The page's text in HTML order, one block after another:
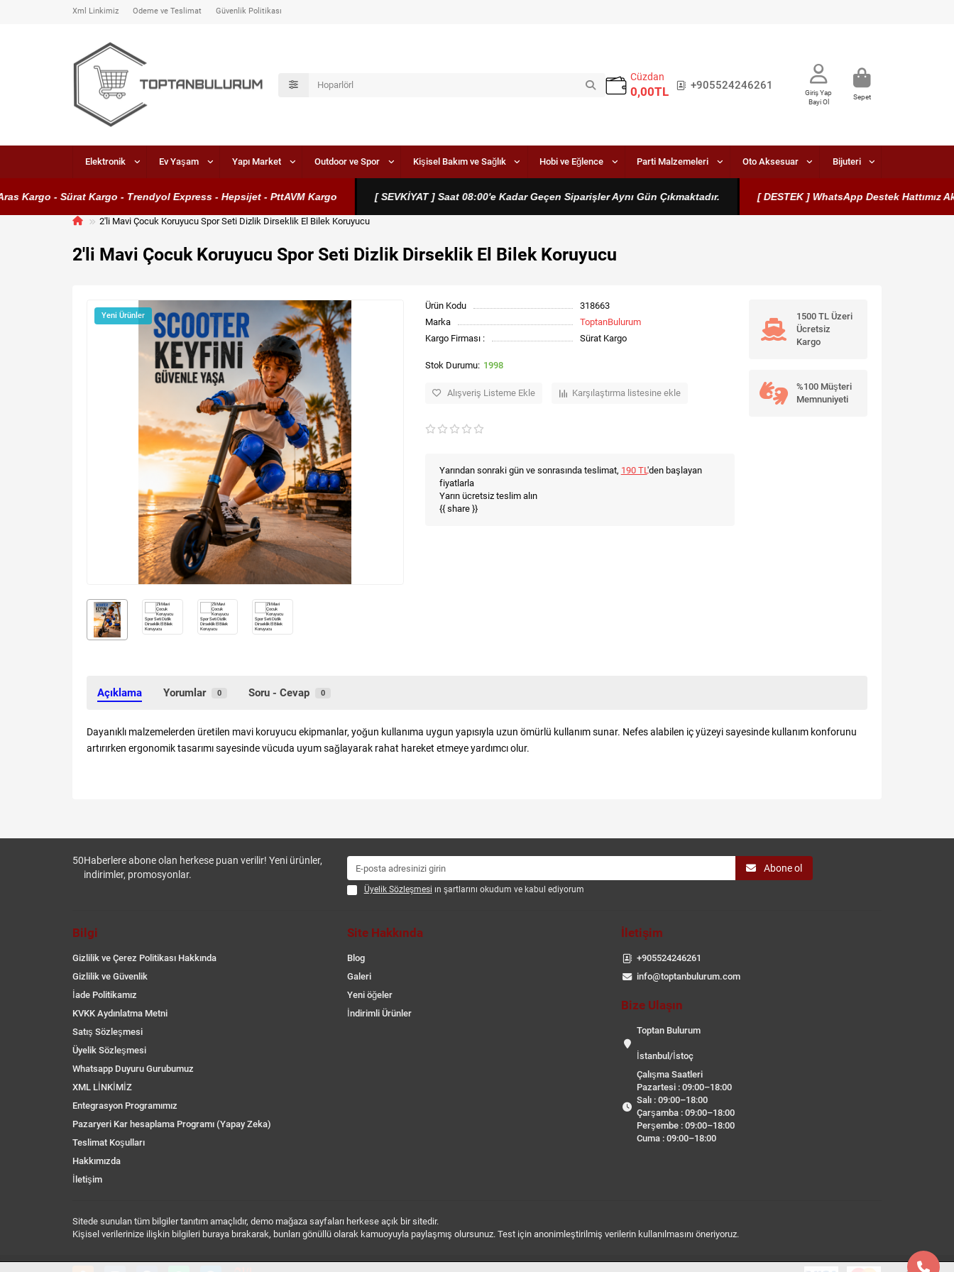
Xml Linkimiz Ödeme ve Teslimat Güvenlik Politikası
Cüzdan
0,00TL +905524246261
Giriş Yap
Bayi Ol
Sepet
Elektronik Ev Yaşam Yapı Market Outdoor ve Spor Kişisel Bakım ve Sağlık Hobi ve Eğlence Parti Malzemeleri Oto Aksesuar Bijuteri
- Sürat Kargo - Trendyol Express - Hepsijet - PttAVM Kargo [ SEVKİYAT ] Saat 08:00'e Kadar Geçen Siparişler Aynı Gün Çıkmaktadır. [ DESTEK ] WhatsApp Destek Hattımız
2'li Mavi Çocuk Koruyucu Spor Seti Dizlik Dirseklik El Bilek Koruyucu
2'li Mavi Çocuk Koruyucu Spor Seti Dizlik Dirseklik El Bilek Koruyucu
Yeni Ürünler
Ürün Kodu
318663
Marka
ToptanBulurum
Kargo Firması :
Sürat Kargo
1998
Alışveriş Listeme Ekle Karşılaştırma listesine ekle
Yarından sonraki gün ve sonrasında teslimat, 190 TL'den başlayan
fiyatlarla
Yarın ücretsiz teslim alın
{{ share }}
1500 TL Üzeri
Ücretsiz
Kargo
%100 Müşteri
Memnuniyeti
Açıklama Yorumlar 0 Soru - Cevap 0
Dayanıklı malzemelerden üretilen mavi koruyucu ekipmanlar, yoğun kullanıma uygun yapısıyla uzun ömürlü kullanım sunar. Nefes alabilen iç yüzeyi sayesinde kullanım konforunu
artırırken ergonomik tasarımı sayesinde vücuda uyum sağlayarak rahat hareket etmeye yardımcı olur.
50Haberlere abone olan herkese puan verilir! Yeni ürünler,
indirimler, promosyonlar.
Abone ol
Üyelik Sözleşmesi ın şartlarını okudum ve kabul ediyorum
Bilgi
Gizlilik ve Çerez Politikası Hakkında
Gizlilik ve Güvenlik
İade Politikamız
KVKK Aydınlatma Metni
Satış Sözleşmesi
Üyelik Sözleşmesi
Whatsapp Duyuru Gurubumuz
XML LİNKİMİZ
Entegrasyon Programımız
Pazaryeri Kar hesaplama Programı (Yapay Zeka)
Teslimat Koşulları
Hakkımızda
İletişim
Site Hakkında
Blog
Galeri
Yeni öğeler
İndirimli Ürünler
İletişim
+905524246261
info@toptanbulurum.com
Bize Ulaşın
Toptan Bulurum
İstanbul/İstoç
Çalışma Saatleri
Pazartesi : 09:00–18:00
Salı : 09:00–18:00
Çarşamba : 09:00–18:00
Perşembe : 09:00–18:00
Cuma : 09:00–18:00
Sitede sunulan tüm bilgiler tanıtım amaçlıdır, demo mağaza sayfaları herkese açık bir sitedir.
Kişisel verilerinize ilişkin bilgileri buraya bırakarak, bunları gönüllü olarak kamuoyuyla paylaşmış olursunuz. Test için anonimleştirilmiş verilerin kullanılmasını öneriyoruz.